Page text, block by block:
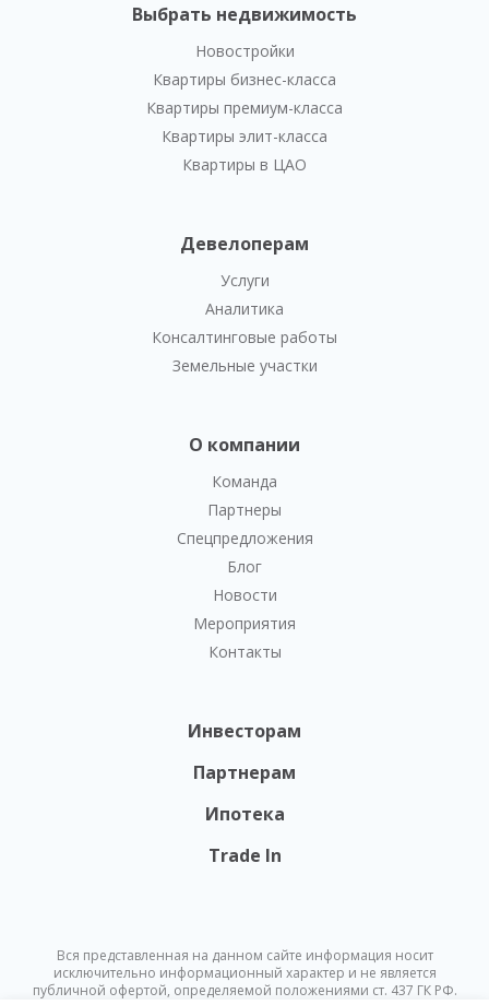
Выбрать недвижимость
Новостройки
Квартиры бизнес-класса
Квартиры премиум-класса
Квартиры элит-класса
Квартиры в ЦАО
Девелоперам
Услуги
Аналитика
Консалтинговые работы
Земельные участки
О компании
Команда
Партнеры
Спецпредложения
Блог
Новости
Мероприятия
Контакты
Инвесторам
Партнерам
Ипотека
Trade In
Вся представленная на данном сайте информация носит
исключительно информационный характер и не является
публичной офертой, определяемой положениями ст. 437 ГК РФ.